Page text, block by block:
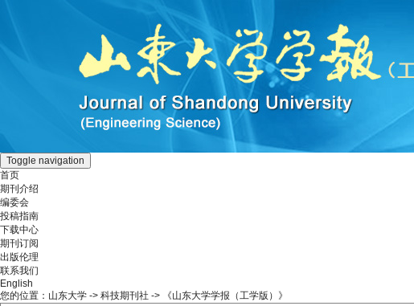
Toggle navigation
首页
期刊介绍
编委会
投稿指南
下载中心
期刊订阅
出版伦理
联系我们
English
您的位置： 山东大学 -> 科技期刊社 -> 《山东大学学报（工学版）》